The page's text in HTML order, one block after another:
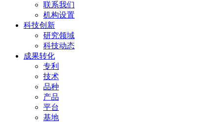
联系我们
机构设置
科技创新
研究领域
科技动态
成果转化
专利
技术
品种
产品
平台
基地